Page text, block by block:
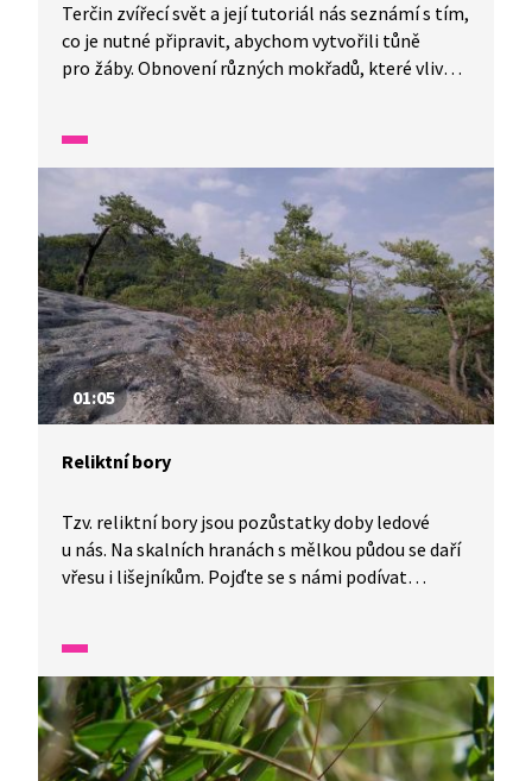
Terčin zvířecí svět a její tutoriál nás seznámí s tím,
co je nutné připravit, abychom vytvořili tůně
pro žáby. Obnovení různých mokřadů, které vlivem
01:05
Reliktní bory
Tzv. reliktní bory jsou pozůstatky doby ledové
u nás. Na skalních hranách s mělkou půdou se daří
vřesu i lišejníkům. Pojďte se s námi podívat
zemi.